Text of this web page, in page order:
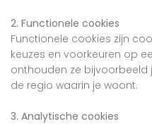
2. Functionele cookies
Functionele cookies zijn
keuzes en voorkeuren op
onthouden ze bijvoorbeeld
de regio waarin je woont.
3. Analytische cookies